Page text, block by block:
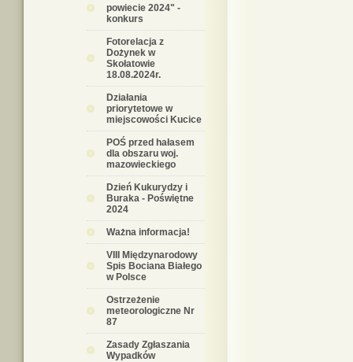
powiecie 2024" -
konkurs
Fotorelacja z
Dożynek w
Skołatowie
18.08.2024r.
Działania
priorytetowe w
miejscowości Kucice
POŚ przed hałasem
dla obszaru woj.
mazowieckiego
Dzień Kukurydzy i
Buraka - Poświętne
2024
Ważna informacja!
VIII Międzynarodowy
Spis Bociana Białego
w Polsce
Ostrzeżenie
meteorologiczne Nr
87
Zasady Zgłaszania
Wypadków